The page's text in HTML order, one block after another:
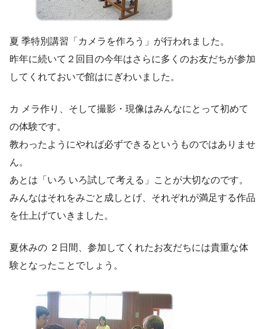
夏 季特別講習「カメラを作ろう」が行われました。
昨年に続いて２回目の今年はさらに多くのお友だちが参加
してくれておいで館はにぎわいました。
カ メラ作り、そして撮影・現像はみんなにとって初めて
の体験です。
教わったようにやれば必ずできるというものではありませ
ん。
あとは「いろ いろ試して考える」ことが大切なのです。
みんなはそれをみごと成しとげ、それぞれが満足する作品
を仕上げていきました。
夏休みの ２日間、参加してくれたお友だちには貴重な体
験となったことでしょう。